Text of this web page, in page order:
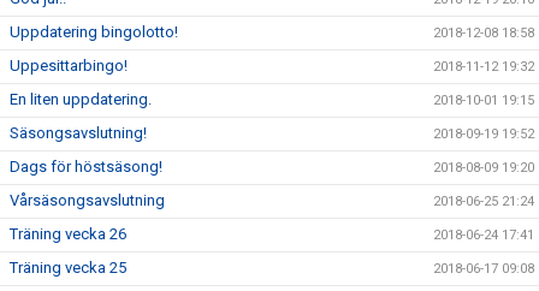
Uppdatering bingolotto! 2018-12-08 18:58
Uppesittarbingo! 2018-11-12 19:32
En liten uppdatering. 2018-10-01 19:15
Säsongsavslutning! 2018-09-19 19:52
Dags för höstsäsong! 2018-08-09 19:20
Vårsäsongsavslutning 2018-06-25 21:24
Träning vecka 26 2018-06-24 17:41
Träning vecka 25 2018-06-17 09:08